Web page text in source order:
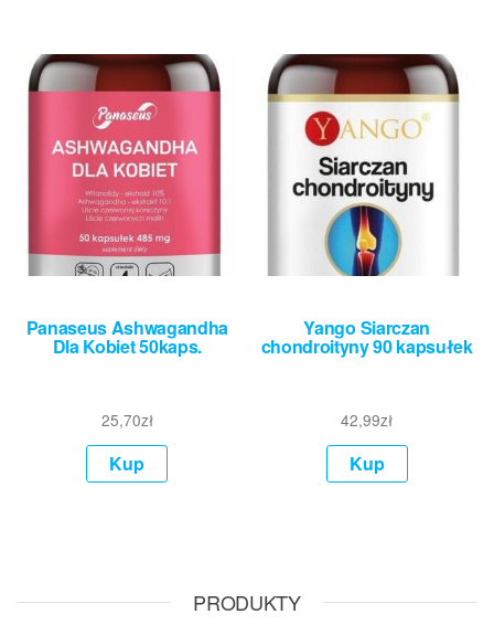
Panaseus Ashwagandha
Dla Kobiet 50kaps.
25,70zł
Kup
Yango Siarczan
chondroityny 90 kapsułek
42,99zł
Kup
PRODUKTY